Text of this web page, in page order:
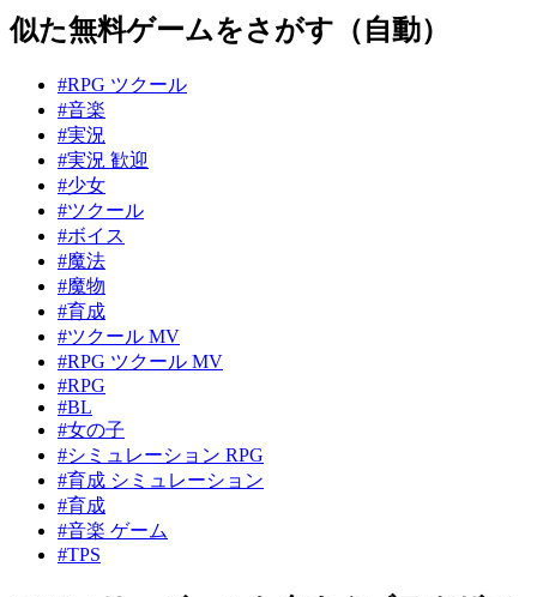
似た無料ゲームをさがす（自動）
#RPG ツクール
#音楽
#実況
#実況 歓迎
#少女
#ツクール
#ボイス
#魔法
#魔物
#育成
#ツクール MV
#RPG ツクール MV
#RPG
#BL
#女の子
#シミュレーション RPG
#育成 シミュレーション
#育成
#音楽 ゲーム
#TPS